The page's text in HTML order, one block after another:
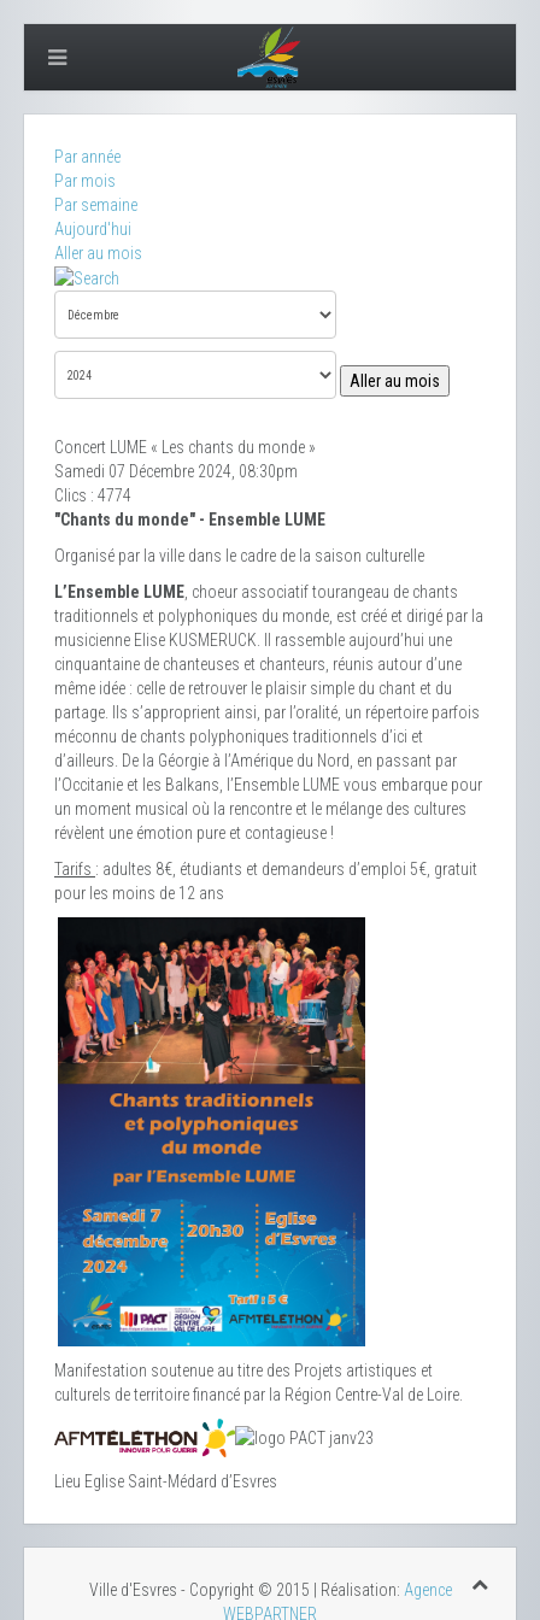
Par année
Par mois
Par semaine
Aujourd'hui
Aller au mois
Aller au mois
Concert LUME « Les chants du monde »
Samedi 07 Décembre 2024, 08:30pm
Clics : 4774
"Chants du monde" - Ensemble LUME
Organisé par la ville dans le cadre de la saison culturelle
L’Ensemble LUME, choeur associatif tourangeau de chants
traditionnels et polyphoniques du monde, est créé et dirigé par la
musicienne Elise KUSMERUCK. Il rassemble aujourd’hui une
cinquantaine de chanteuses et chanteurs, réunis autour d’une
même idée : celle de retrouver le plaisir simple du chant et du
partage. Ils s’approprient ainsi, par l’oralité, un répertoire parfois
méconnu de chants polyphoniques traditionnels d’ici et
d’ailleurs. De la Géorgie à l’Amérique du Nord, en passant par
l’Occitanie et les Balkans, l’Ensemble LUME vous embarque pour
un moment musical où la rencontre et le mélange des cultures
révèlent une émotion pure et contagieuse !
Tarifs : adultes 8€, étudiants et demandeurs d’emploi 5€, gratuit
pour les moins de 12 ans
Manifestation soutenue au titre des Projets artistiques et
culturels de territoire financé par la Région Centre-Val de Loire.
Lieu Eglise Saint-Médard d’Esvres
Ville d'Esvres - Copyright © 2015 | Réalisation: Agence
WEBPARTNER